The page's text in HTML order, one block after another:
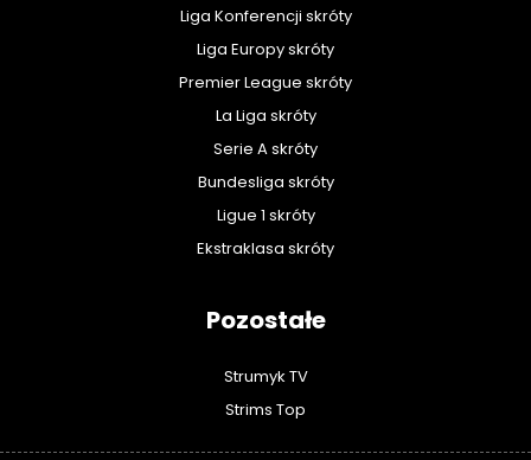
Liga Konferencji skróty
Liga Europy skróty
Premier League skróty
La Liga skróty
Serie A skróty
Bundesliga skróty
Ligue 1 skróty
Ekstraklasa skróty
Pozostałe
Strumyk TV
Strims Top